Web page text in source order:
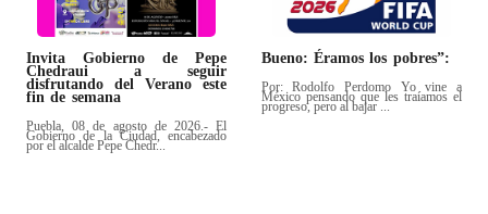
Invita Gobierno de Pepe
Chedraui a seguir
disfrutando del Verano este
fin de semana
Puebla, 08 de agosto de 2026.- El
Gobierno de la Ciudad, encabezado
por el alcalde Pepe Chedr...
Bueno: Éramos los pobres”:
Por: Rodolfo Perdomo Yo vine a
México pensando que les traíamos el
progreso, pero al bajar ...